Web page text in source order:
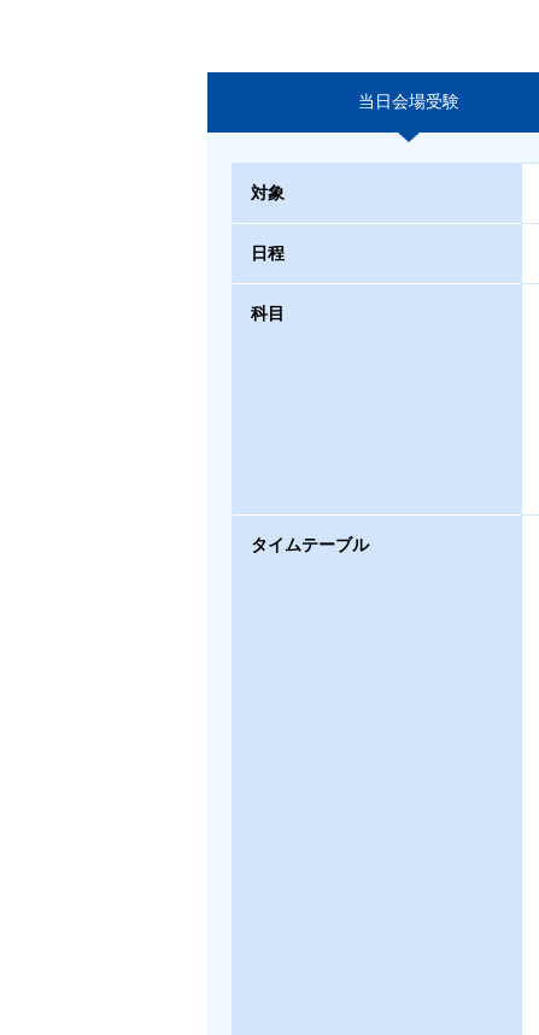
当日会場受験
対象
日程
科目
タイムテーブル